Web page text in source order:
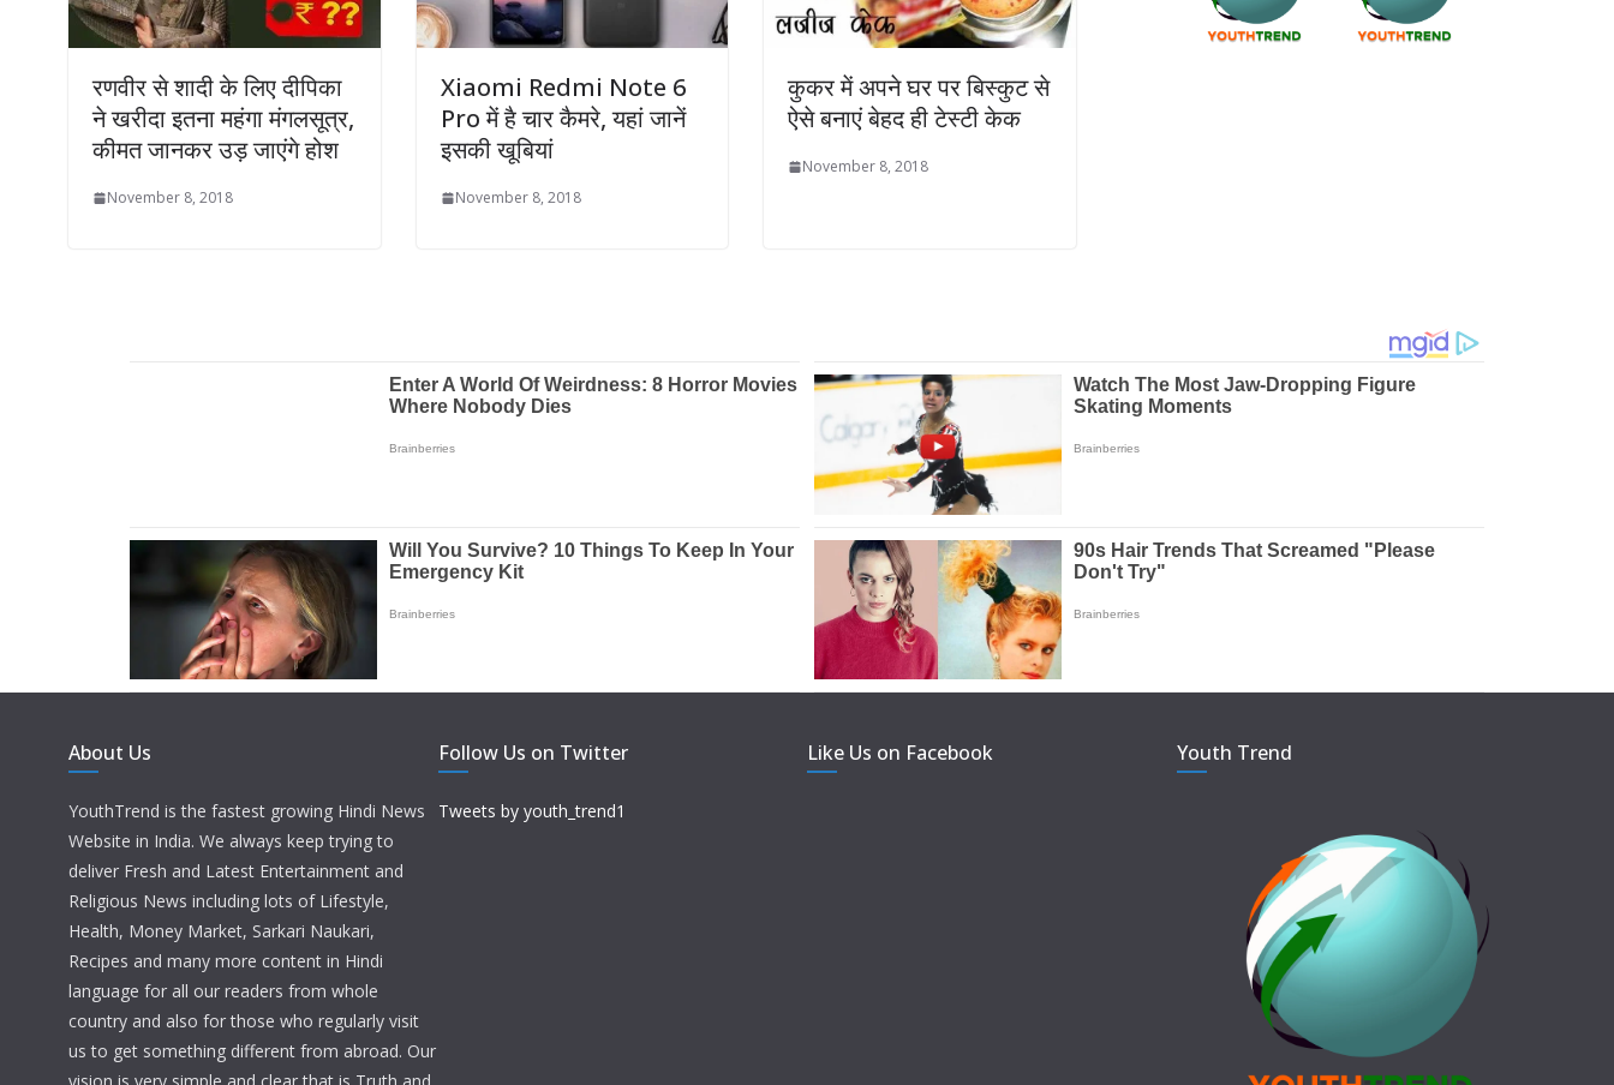
रणवीर से शादी के लिए दीपिका
ने खरीदा इतना महंगा मंगलसूत्र,
कीमत जानकर उड़ जाएंगे होश
November 8, 2018
Xiaomi Redmi Note 6
Pro में है चार कैमरे, यहां जानें
इसकी खूबियां
November 8, 2018
कुकर में अपने घर पर बिस्कुट से
ऐसे बनाएं बेहद ही टेस्टी केक
November 8, 2018
About Us
YouthTrend is the fastest growing Hindi News
Website in India. We always keep trying to
deliver Fresh and Latest Entertainment and
Religious News including lots of Lifestyle,
Health, Money Market, Sarkari Naukari,
Recipes and many more content in Hindi
language for all our readers from whole
country and also for those who regularly visit
us to get something different from abroad. Our
Follow Us on Twitter
Tweets by youth_trend1
Like Us on Facebook Youth Trend